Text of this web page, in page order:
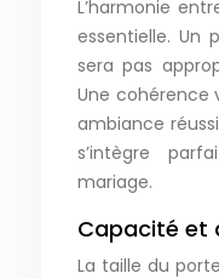
L’harmonie
essentielle. Un
sera pas
Une cohérence
ambiance
s’intègre
mariage.
Capacité et
La taille du